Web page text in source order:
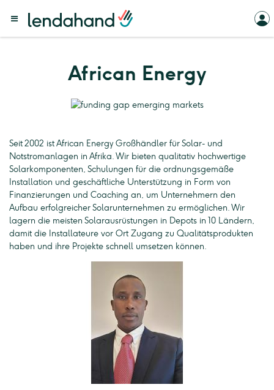
African Energy
Seit 2002 ist African Energy Großhändler für Solar- und
Notstromanlagen in Afrika. Wir bieten qualitativ hochwertige
Solarkomponenten, Schulungen für die ordnungsgemäße
Installation und geschäftliche Unterstützung in Form von
Finanzierungen und Coaching an, um Unternehmern den
Aufbau erfolgreicher Solarunternehmen zu ermöglichen. Wir
lagern die meisten Solarausrüstungen in Depots in 10 Ländern,
damit die Installateure vor Ort Zugang zu Qualitätsprodukten
haben und ihre Projekte schnell umsetzen können.